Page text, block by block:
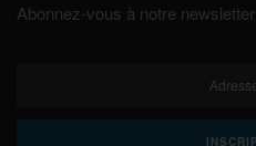
Abonnez-vous à notre newsletter